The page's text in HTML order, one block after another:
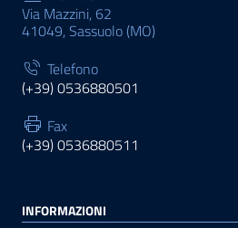
Via Mazzini, 62
41049, Sassuolo (MO)
Telefono
(+39) 0536880501
Fax
(+39) 0536880511
INFORMAZIONI